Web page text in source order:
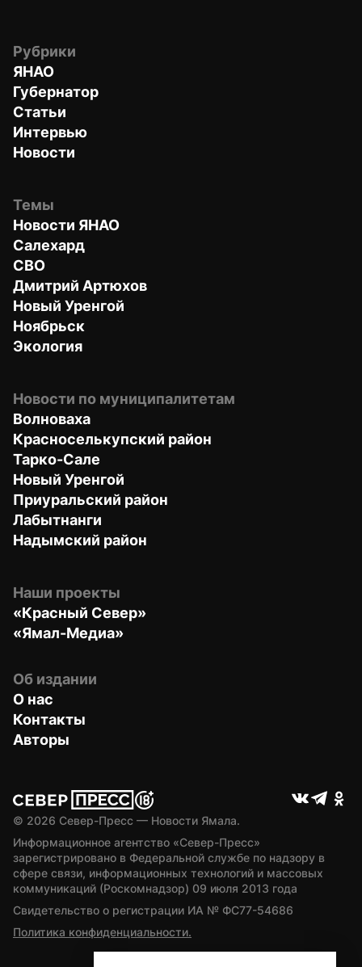
Рубрики
ЯНАО
Губернатор
Статьи
Интервью
Новости
Темы
Новости ЯНАО
Салехард
СВО
Дмитрий Артюхов
Новый Уренгой
Ноябрьск
Экология
Новости по муниципалитетам
Волноваха
Красноселькупский район
Тарко-Сале
Новый Уренгой
Приуральский район
Лабытнанги
Надымский район
Наши проекты
«Красный Север»
«Ямал-Медиа»
Об издании
О нас
Контакты
Авторы
© 2026 Север-Пресс — Новости Ямала.
Информационное агентство «Север-Пресс»
зарегистрировано в Федеральной службе по надзору в
сфере связи, информационных технологий и массовых
коммуникаций (Роскомнадзор) 09 июля 2013 года
Свидетельство о регистрации ИА № ФС77-54686
Политика конфиденциальности.